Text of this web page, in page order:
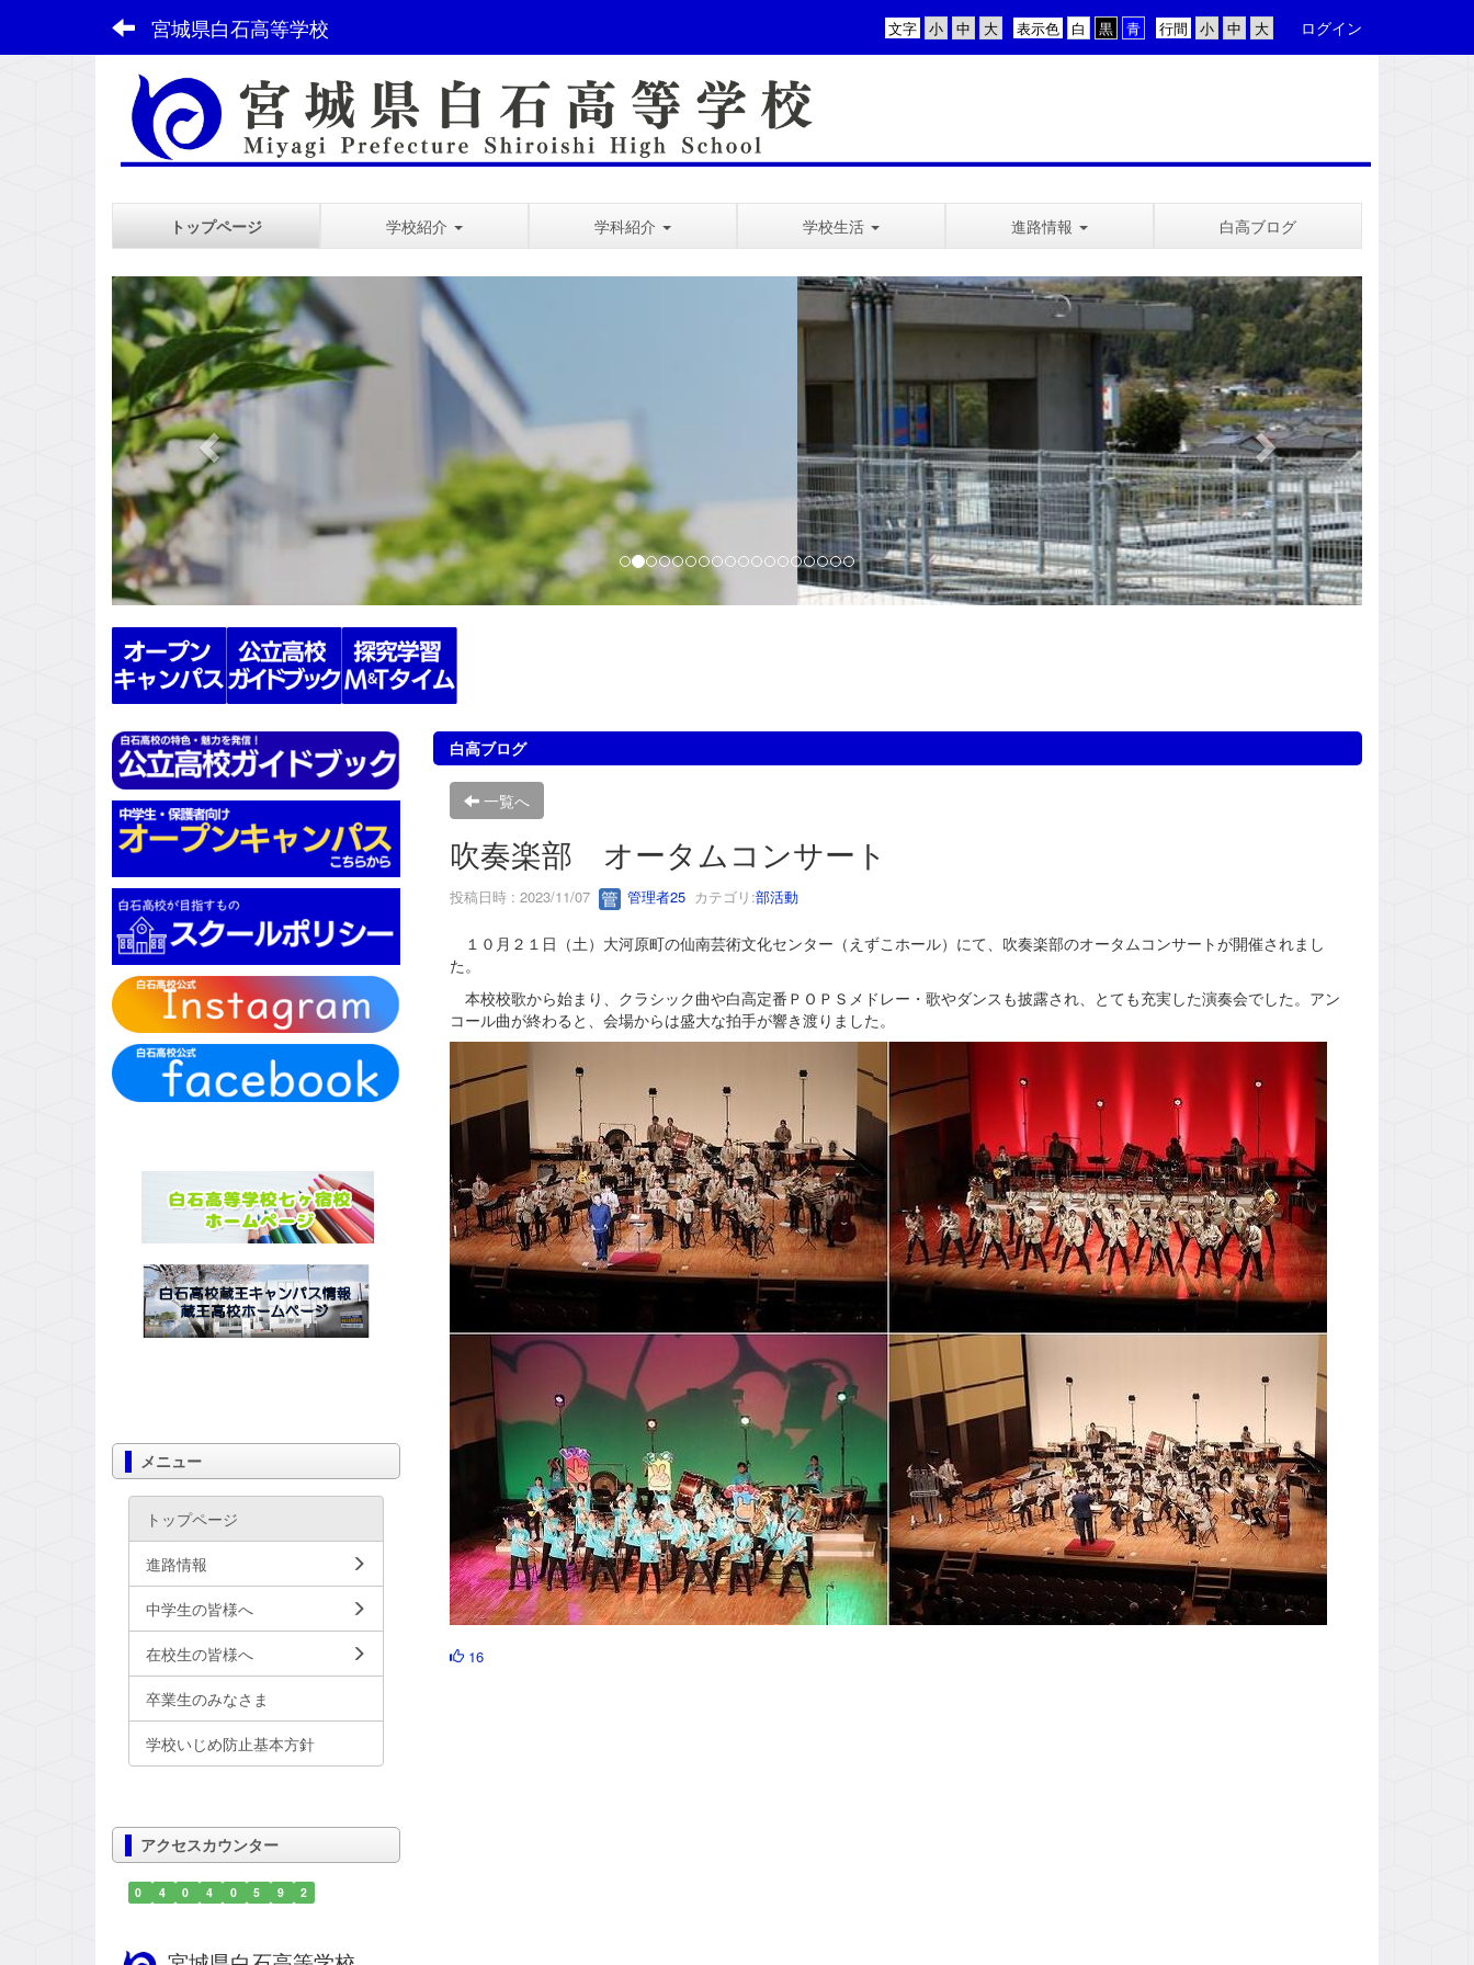
宮城県白石高等学校 行間
表示色
文字 ログイン
トップページ 学校紹介 学科紹介 学校生活 進路情報 白高ブログ
スペース
p
r
e
v
i
o
u
s
n
e
x
t
白高ブログ
一覧へ
吹奏楽部 オータムコンサート
投稿日時 : 2023/11/07 管理者25カテゴリ:部活動
１０月２１日（土）大河原町の仙南芸術文化センター（えずこホール）にて、吹奏楽部のオータムコンサートが開催されまし
た。
本校校歌から始まり、クラシック曲や白高定番ＰＯＰＳメドレー・歌やダンスも披露され、とても充実した演奏会でした。アン
コール曲が終わると、会場からは盛大な拍手が響き渡りました。
16
メニュー
トップページ
進路情報
中学生の皆様へ
在校生の皆様へ
卒業生のみなさま
学校いじめ防止基本方針
アクセスカウンター
0 4 0 4 0 5 9 2